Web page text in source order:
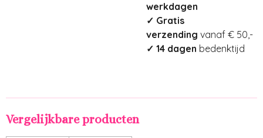
werkdagen
✓ Gratis
verzending vanaf € 50,-
✓ 14 dagen bedenktijd
Vergelijkbare producten